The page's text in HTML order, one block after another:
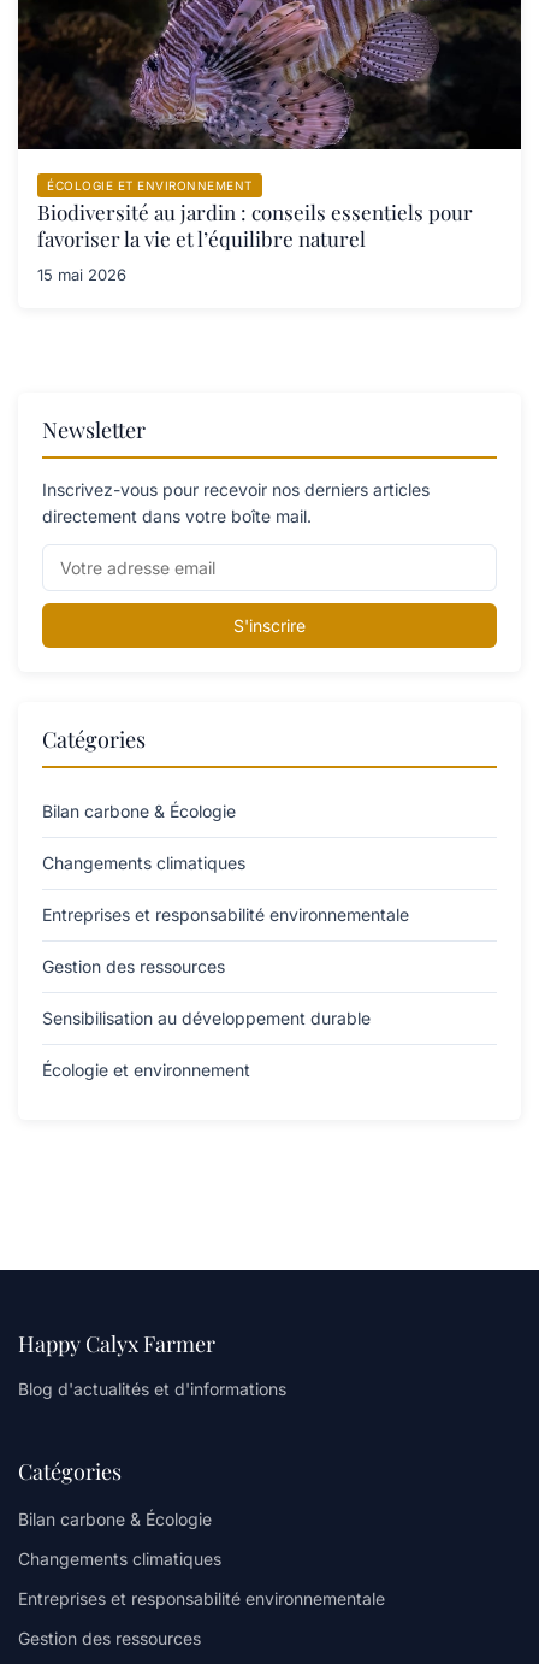
ÉCOLOGIE ET ENVIRONNEMENT
Biodiversité au jardin : conseils essentiels pour
favoriser la vie et l’équilibre naturel
15 mai 2026
Newsletter
Inscrivez-vous pour recevoir nos derniers articles
directement dans votre boîte mail.
S'inscrire
Catégories
Bilan carbone & Écologie
Changements climatiques
Entreprises et responsabilité environnementale
Gestion des ressources
Sensibilisation au développement durable
Écologie et environnement
Happy Calyx Farmer
Blog d'actualités et d'informations
Catégories
Bilan carbone & Écologie
Changements climatiques
Entreprises et responsabilité environnementale
Gestion des ressources